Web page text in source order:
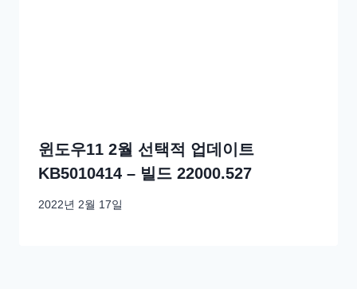
윈도우11 2월 선택적 업데이트
KB5010414 – 빌드 22000.527
2022년 2월 17일